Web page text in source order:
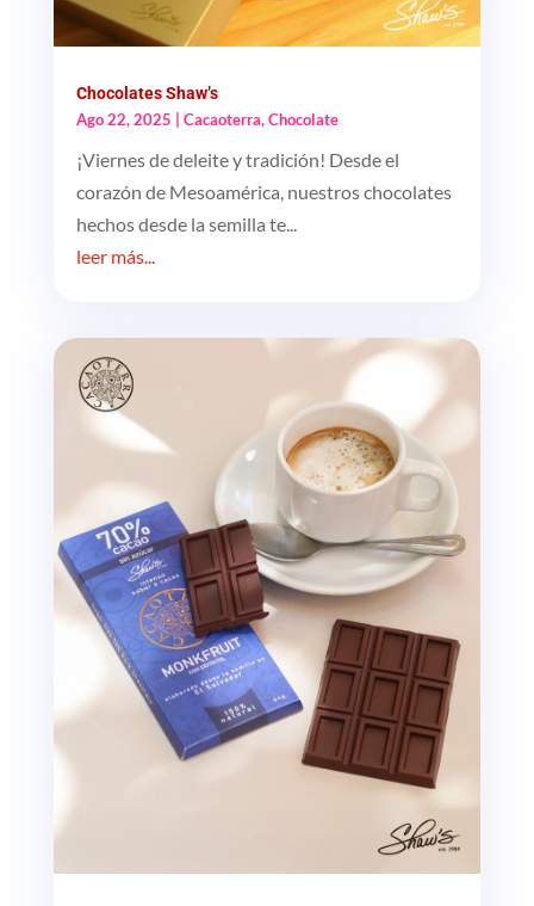
Chocolates Shaw’s
Ago 22, 2025
Cacaoterra,Chocolate
¡Viernes de deleite y tradición! Desde el
corazón de Mesoamérica, nuestros chocolates
hechos desde la semilla te...
leer más...